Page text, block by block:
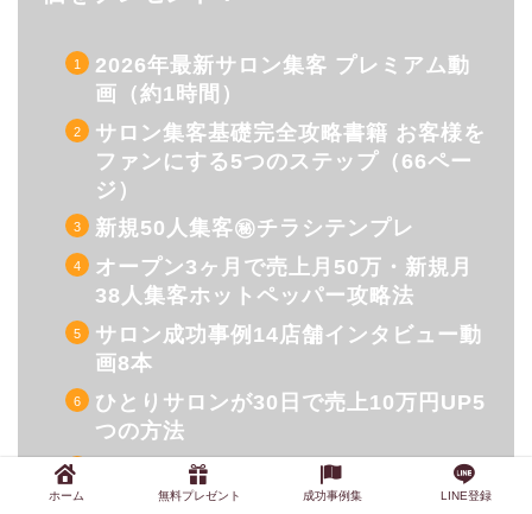
2026年最新サロン集客 プレミアム動
画（約1時間）
サロン集客基礎完全攻略書籍 お客様を
ファンにする5つのステップ（66ペー
ジ）
新規50人集客㊙︎チラシテンプレ
オープン3ヶ月で売上月50万・新規月
38人集客ホットペッパー攻略法
サロン成功事例14店舗インタビュー動
画8本
ひとりサロンが30日で売上10万円UP5
つの方法
単価5,000円UPさせる値上げ3つのス
テップ&インタビュー音声2本
ホーム 無料プレゼント 成功事例集 LINE登録